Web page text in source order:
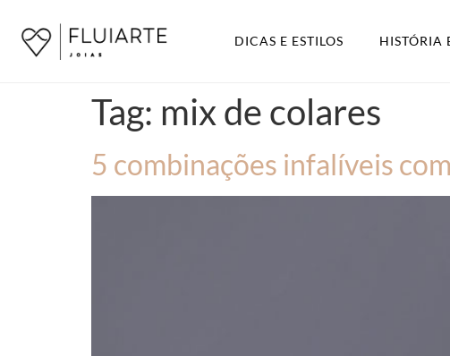
DICAS E ESTILOS HISTÓRIA
Tag: mix de colares
5 combinações infalíveis